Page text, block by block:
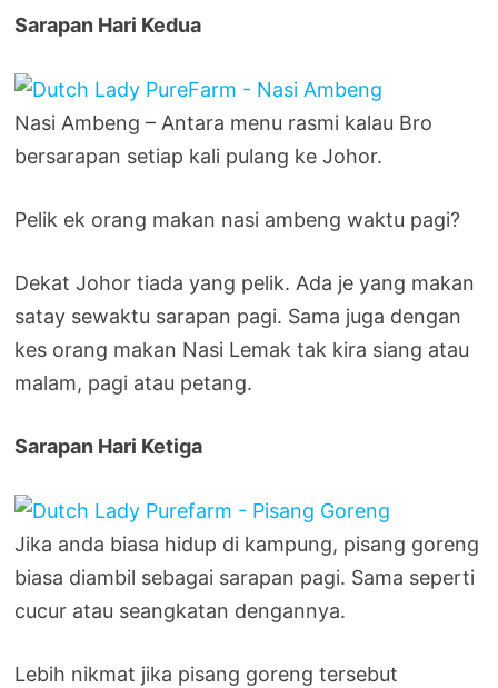
Sarapan Hari Kedua
Nasi Ambeng – Antara menu rasmi kalau Bro
bersarapan setiap kali pulang ke Johor.
Pelik ek orang makan nasi ambeng waktu pagi?
Dekat Johor tiada yang pelik. Ada je yang makan
satay sewaktu sarapan pagi. Sama juga dengan
kes orang makan Nasi Lemak tak kira siang atau
malam, pagi atau petang.
Sarapan Hari Ketiga
Jika anda biasa hidup di kampung, pisang goreng
biasa diambil sebagai sarapan pagi. Sama seperti
cucur atau seangkatan dengannya.
Lebih nikmat jika pisang goreng tersebut